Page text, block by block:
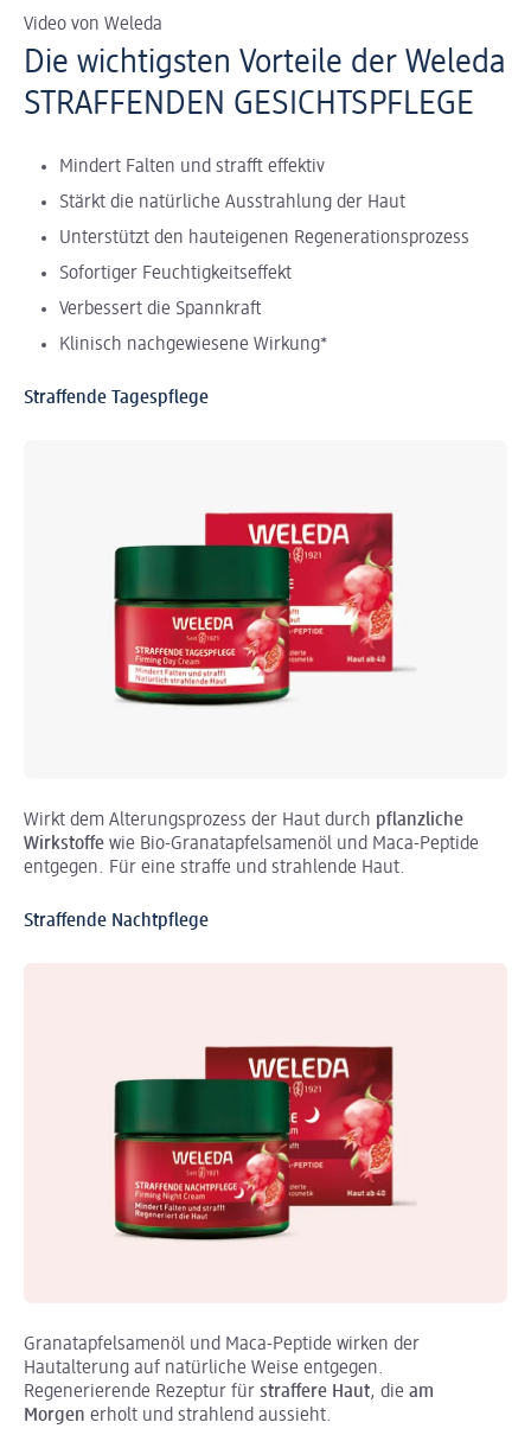
Video von Weleda
Die wichtigsten Vorteile der Weleda
STRAFFENDEN GESICHTSPFLEGE
Mindert Falten und strafft effektiv
Stärkt die natürliche Ausstrahlung der Haut
Unterstützt den hauteigenen Regenerationsprozess
Sofortiger Feuchtigkeitseffekt
Verbessert die Spannkraft
Klinisch nachgewiesene Wirkung*
Straffende Tagespflege
Wirkt dem Alterungsprozess der Haut durch pflanzliche
Wirkstoffe wie Bio-Granatapfelsamenöl und Maca-Peptide
entgegen. Für eine straffe und strahlende Haut.
Straffende Nachtpflege
Granatapfelsamenöl und Maca-Peptide wirken der
Hautalterung auf natürliche Weise entgegen.
Regenerierende Rezeptur für straffere Haut, die am
Morgen erholt und strahlend aussieht.